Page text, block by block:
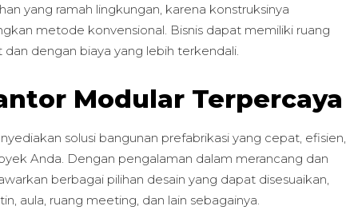
yang ramah lingkungan, karena konstruksinya
metode konvensional. Bisnis dapat memiliki ruang
dengan biaya yang lebih terkendali.
Modular Terpercaya
solusi bangunan prefabrikasi yang cepat, efisien,
Anda. Dengan pengalaman dalam merancang dan
berbagai pilihan desain yang dapat disesuaikan,
aula, ruang meeting, dan lain sebagainya.